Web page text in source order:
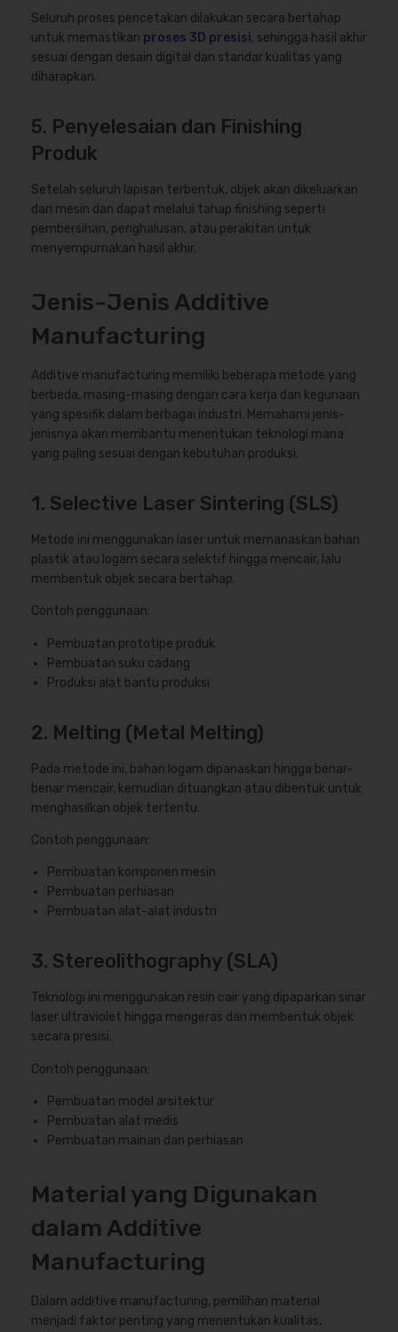
Seluruh proses pencetakan dilakukan secara bertahap
untuk memastikan proses 3D presisi, sehingga hasil akhir
sesuai dengan desain digital dan standar kualitas yang
diharapkan.
5. Penyelesaian dan Finishing
Produk
Setelah seluruh lapisan terbentuk, objek akan dikeluarkan
dari mesin dan dapat melalui tahap finishing seperti
pembersihan, penghalusan, atau perakitan untuk
menyempurnakan hasil akhir.
Jenis-Jenis Additive
Manufacturing
Additive manufacturing memiliki beberapa metode yang
berbeda, masing-masing dengan cara kerja dan kegunaan
yang spesifik dalam berbagai industri. Memahami jenis-
jenisnya akan membantu menentukan teknologi mana
yang paling sesuai dengan kebutuhan produksi.
1. Selective Laser Sintering (SLS)
Metode ini menggunakan laser untuk memanaskan bahan
plastik atau logam secara selektif hingga mencair, lalu
membentuk objek secara bertahap.
Contoh penggunaan:
Pembuatan prototipe produk
Pembuatan suku cadang
Produksi alat bantu produksi
2. Melting (Metal Melting)
Pada metode ini, bahan logam dipanaskan hingga benar-
benar mencair, kemudian dituangkan atau dibentuk untuk
menghasilkan objek tertentu.
Contoh penggunaan:
Pembuatan komponen mesin
Pembuatan perhiasan
Pembuatan alat-alat industri
3. Stereolithography (SLA)
Teknologi ini menggunakan resin cair yang dipaparkan sinar
laser ultraviolet hingga mengeras dan membentuk objek
secara presisi.
Contoh penggunaan:
Pembuatan model arsitektur
Pembuatan alat medis
Pembuatan mainan dan perhiasan
Material yang Digunakan
dalam Additive
Manufacturing
Dalam additive manufacturing, pemilihan material
menjadi faktor penting yang menentukan kualitas,